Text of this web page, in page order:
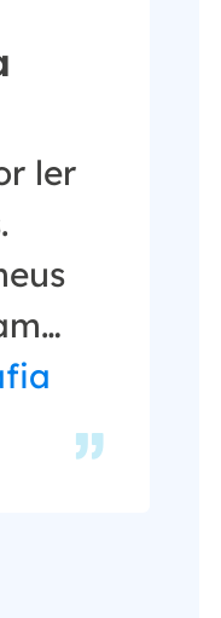
ler
de